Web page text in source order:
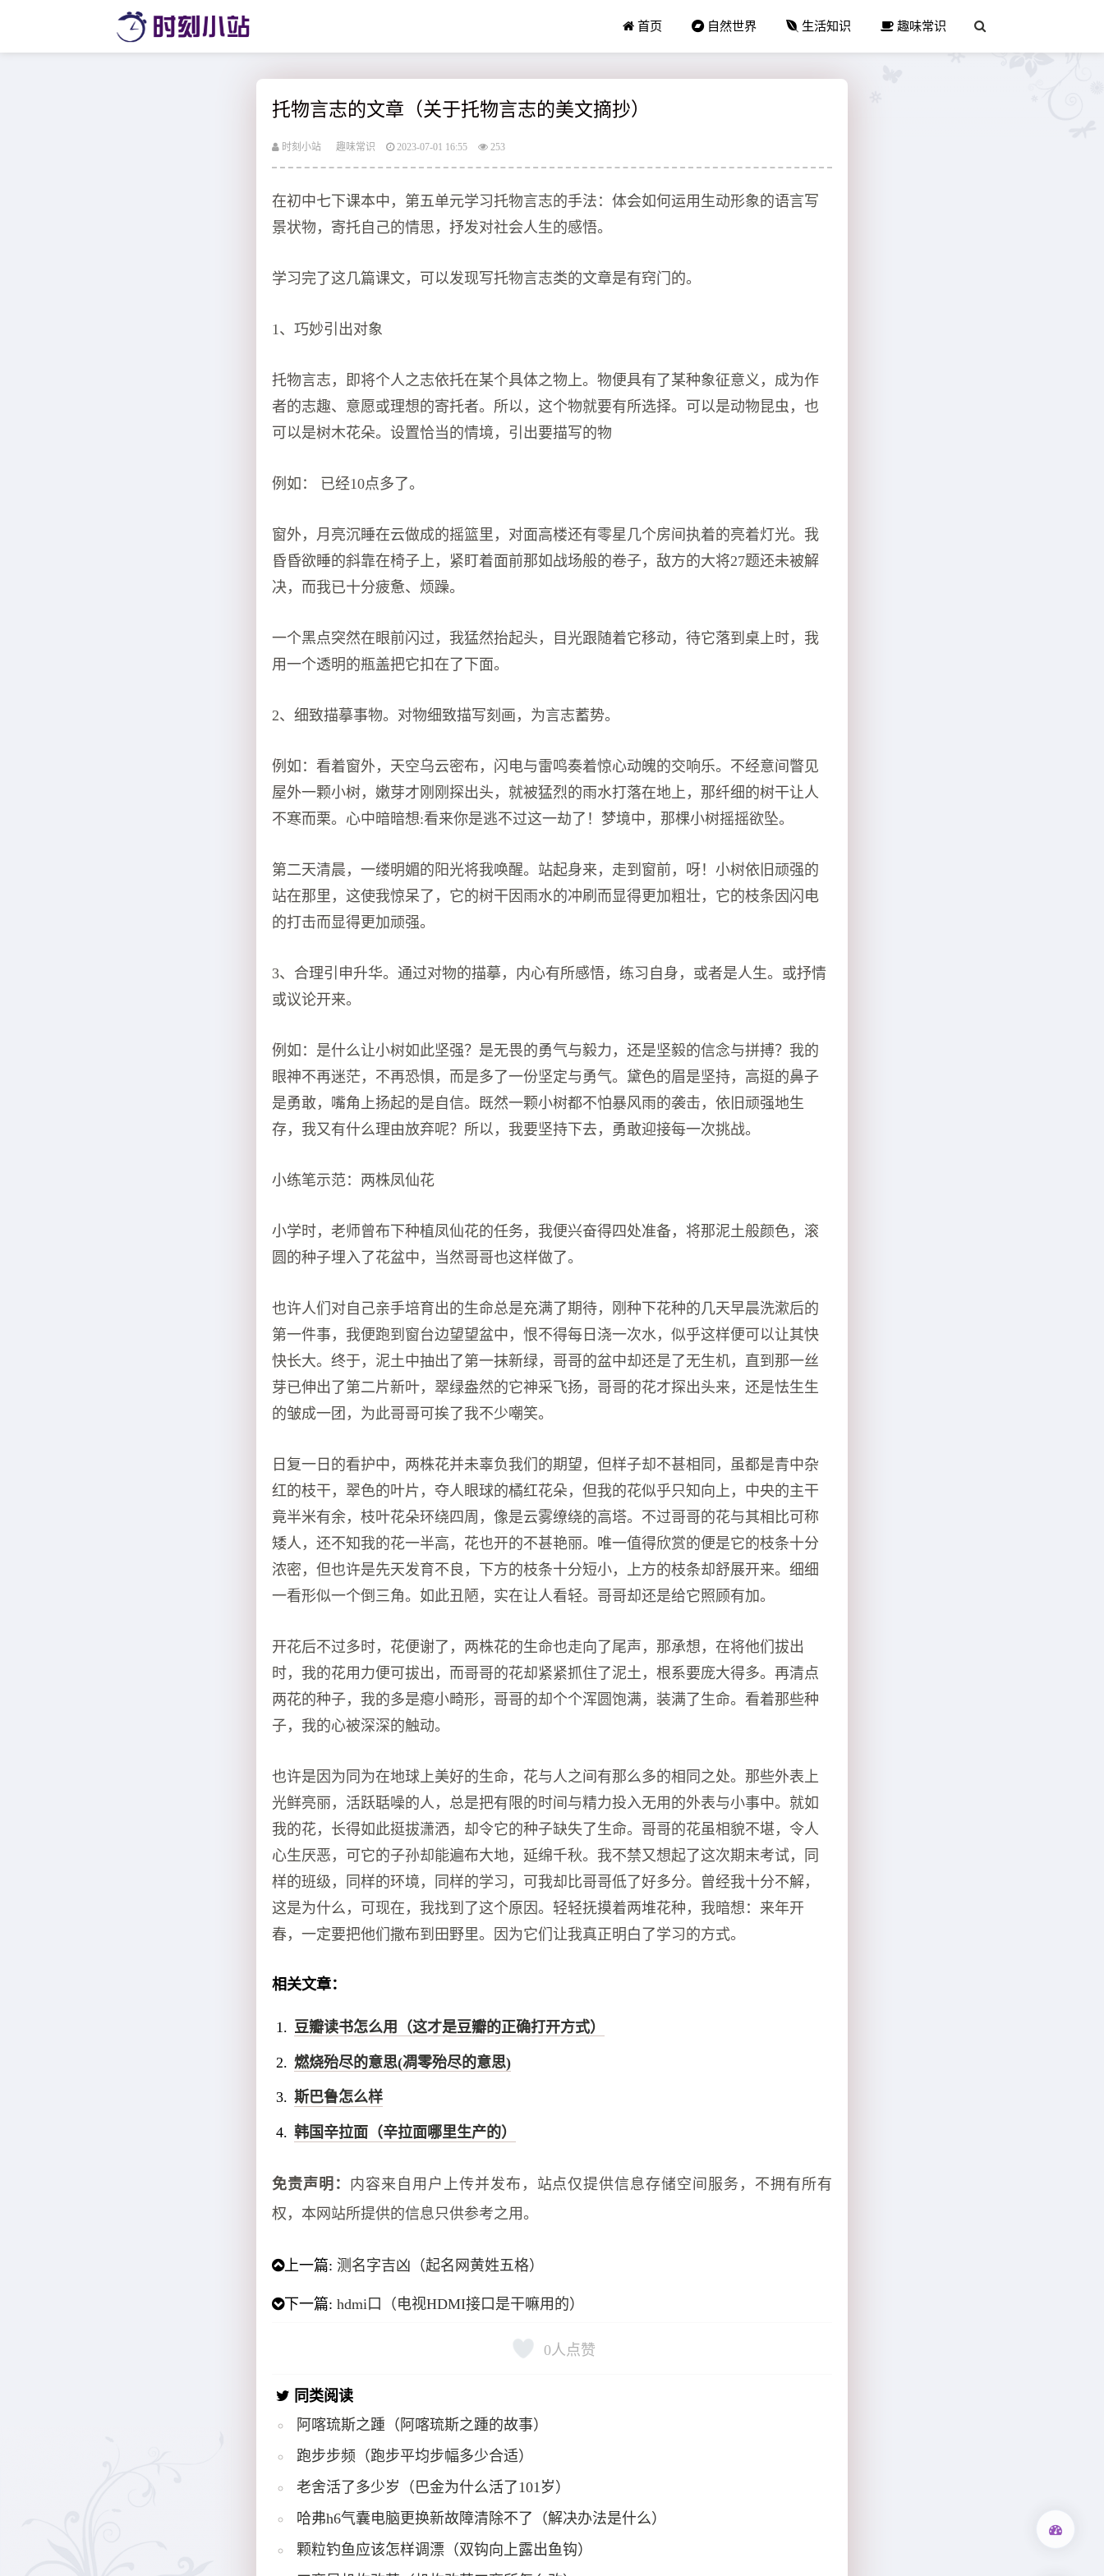
首页 自然世界 生活知识 趣味常识
托物言志的文章（关于托物言志的美文摘抄）
时刻小站 趣味常识 2023-07-01 16:55 253
在初中七下课本中，第五单元学习托物言志的手法：体会如何运用生动形象的语言写
景状物，寄托自己的情思，抒发对社会人生的感悟。
学习完了这几篇课文，可以发现写托物言志类的文章是有窍门的。
1、巧妙引出对象
托物言志，即将个人之志依托在某个具体之物上。物便具有了某种象征意义，成为作
者的志趣、意愿或理想的寄托者。所以，这个物就要有所选择。可以是动物昆虫，也
可以是树木花朵。设置恰当的情境，引出要描写的物
例如： 已经10点多了。
窗外，月亮沉睡在云做成的摇篮里，对面高楼还有零星几个房间执着的亮着灯光。我
昏昏欲睡的斜靠在椅子上，紧盯着面前那如战场般的卷子，敌方的大将27题还未被解
决，而我已十分疲惫、烦躁。
一个黑点突然在眼前闪过，我猛然抬起头，目光跟随着它移动，待它落到桌上时，我
用一个透明的瓶盖把它扣在了下面。
2、细致描摹事物。对物细致描写刻画，为言志蓄势。
例如：看着窗外，天空乌云密布，闪电与雷鸣奏着惊心动魄的交响乐。不经意间瞥见
屋外一颗小树，嫩芽才刚刚探出头，就被猛烈的雨水打落在地上，那纤细的树干让人
不寒而栗。心中暗暗想:看来你是逃不过这一劫了！梦境中，那棵小树摇摇欲坠。
第二天清晨，一缕明媚的阳光将我唤醒。站起身来，走到窗前，呀！小树依旧顽强的
站在那里，这使我惊呆了，它的树干因雨水的冲刷而显得更加粗壮，它的枝条因闪电
的打击而显得更加顽强。
3、合理引申升华。通过对物的描摹，内心有所感悟，练习自身，或者是人生。或抒情
或议论开来。
例如：是什么让小树如此坚强？是无畏的勇气与毅力，还是坚毅的信念与拼搏？我的
眼神不再迷茫，不再恐惧，而是多了一份坚定与勇气。黛色的眉是坚持，高挺的鼻子
是勇敢，嘴角上扬起的是自信。既然一颗小树都不怕暴风雨的袭击，依旧顽强地生
存，我又有什么理由放弃呢？所以，我要坚持下去，勇敢迎接每一次挑战。
小练笔示范：两株凤仙花
小学时，老师曾布下种植凤仙花的任务，我便兴奋得四处准备，将那泥土般颜色，滚
圆的种子埋入了花盆中，当然哥哥也这样做了。
也许人们对自己亲手培育出的生命总是充满了期待，刚种下花种的几天早晨洗漱后的
第一件事，我便跑到窗台边望望盆中，恨不得每日浇一次水，似乎这样便可以让其快
快长大。终于，泥土中抽出了第一抹新绿，哥哥的盆中却还是了无生机，直到那一丝
芽已伸出了第二片新叶，翠绿盎然的它神采飞扬，哥哥的花才探出头来，还是怯生生
的皱成一团，为此哥哥可挨了我不少嘲笑。
日复一日的看护中，两株花并未辜负我们的期望，但样子却不甚相同，虽都是青中杂
红的枝干，翠色的叶片，夺人眼球的橘红花朵，但我的花似乎只知向上，中央的主干
竟半米有余，枝叶花朵环绕四周，像是云雾缭绕的高塔。不过哥哥的花与其相比可称
矮人，还不知我的花一半高，花也开的不甚艳丽。唯一值得欣赏的便是它的枝条十分
浓密，但也许是先天发育不良，下方的枝条十分短小，上方的枝条却舒展开来。细细
一看形似一个倒三角。如此丑陋，实在让人看轻。哥哥却还是给它照顾有加。
开花后不过多时，花便谢了，两株花的生命也走向了尾声，那承想，在将他们拔出
时，我的花用力便可拔出，而哥哥的花却紧紧抓住了泥土，根系要庞大得多。再清点
两花的种子，我的多是瘪小畸形，哥哥的却个个浑圆饱满，装满了生命。看着那些种
子，我的心被深深的触动。
也许是因为同为在地球上美好的生命，花与人之间有那么多的相同之处。那些外表上
光鲜亮丽，活跃聒噪的人，总是把有限的时间与精力投入无用的外表与小事中。就如
我的花，长得如此挺拔潇洒，却令它的种子缺失了生命。哥哥的花虽相貌不堪，令人
心生厌恶，可它的子孙却能遍布大地，延绵千秋。我不禁又想起了这次期末考试，同
样的班级，同样的环境，同样的学习，可我却比哥哥低了好多分。曾经我十分不解，
这是为什么，可现在，我找到了这个原因。轻轻抚摸着两堆花种，我暗想：来年开
春，一定要把他们撒布到田野里。因为它们让我真正明白了学习的方式。
相关文章：
豆瓣读书怎么用（这才是豆瓣的正确打开方式）
燃烧殆尽的意思(凋零殆尽的意思)
斯巴鲁怎么样
韩国辛拉面（辛拉面哪里生产的）
免责声明： 内容来自用户上传并发布，站点仅提供信息存储空间服务，不拥有所有
权，本网站所提供的信息只供参考之用。
上一篇: 测名字吉凶（起名网黄姓五格）
下一篇:hdmi口（电视HDMI接口是干嘛用的）
0人点赞
同类阅读
阿喀琉斯之踵（阿喀琉斯之踵的故事）
跑步步频（跑步平均步幅多少合适）
老舍活了多少岁（巴金为什么活了101岁）
哈弗h6气囊电脑更换新故障清除不了（解决办法是什么）
颗粒钓鱼应该怎样调漂（双钩向上露出鱼钩）